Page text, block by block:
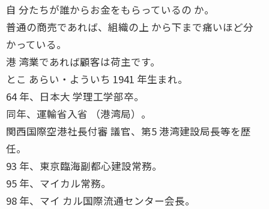
自 分たちが誰からお金をもらっているの か。
普通の商売であれば、組織の上 から下まで痛いほど分
かっている。
港 湾業であれば顧客は荷主です。
とこ あらい・よういち 1941 年生まれ。
64 年、日本大 学理工学部卒。
同年、運輸省入省 （港湾局）。
関西国際空港社長付審 議官、第5 港湾建設局長等を歴
任。
93 年、東京臨海副都心建設常務。
95 年、マイカル常務。
98 年、マイ カル国際流通センター会長。